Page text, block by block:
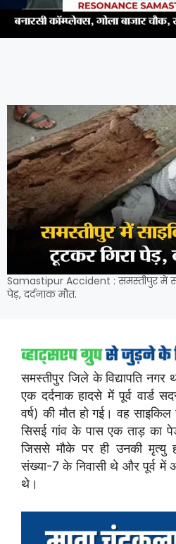
Samastipur Accident : समस्तीपुर में
पेड़, दर्दनाक मौत.
समस्तीपुर जिले के विद्यापति नगर
एक दर्दनाक हादसे में पूर्व वार्ड
वर्ष) की मौत हो गई। वह
सिसई गांव के पास एक ताड़ का
जिससे मौके पर ही उनकी मृत्यु
संख्या-7 के निवासी थे और पूर्व में
थे।